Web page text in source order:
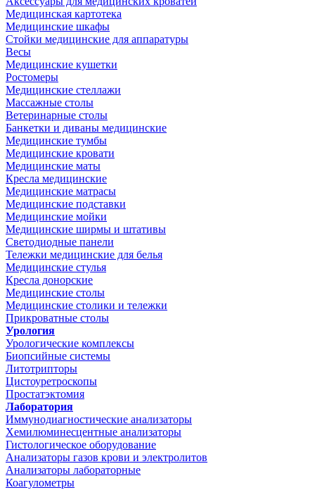
Медицинская картотека
Медицинские шкафы
Стойки медицинские для аппаратуры
Весы
Медицинские кушетки
Ростомеры
Медицинские стеллажи
Массажные столы
Ветеринарные столы
Банкетки и диваны медицинские
Медицинские тумбы
Медицинские кровати
Медицинские маты
Кресла медицинские
Медицинские матрасы
Медицинские подставки
Медицинские мойки
Медицинские ширмы и штативы
Светодиодные панели
Тележки медицинские для белья
Медицинские стулья
Кресла донорские
Медицинские столы
Медицинские столики и тележки
Прикроватные столы
Урология
Урологические комплексы
Биопсийные системы
Литотрипторы
Цистоуретроскопы
Простатэктомия
Лаборатория
Иммунодиагностические анализаторы
Хемилюминесцентные анализаторы
Гистологическое оборудование
Анализаторы газов крови и электролитов
Анализаторы лабораторные
Коагулометры